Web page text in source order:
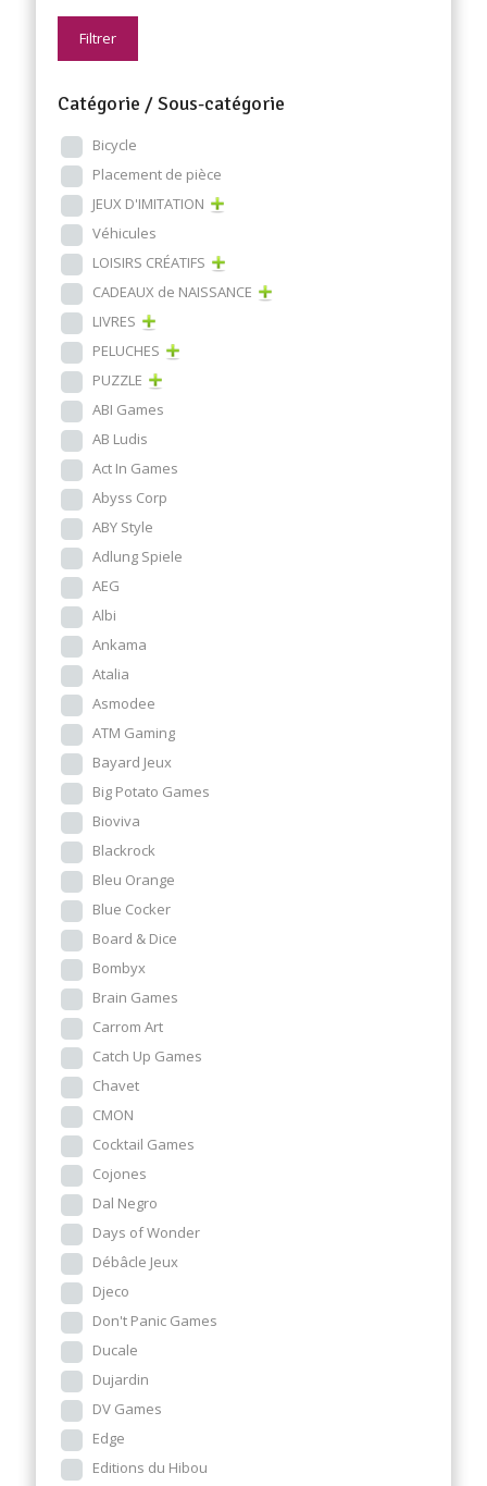
Filtrer
Catégorie / Sous-catégorie
Bicycle
Placement de pièce
JEUX D'IMITATION
Véhicules
LOISIRS CRÉATIFS
CADEAUX de NAISSANCE
LIVRES
PELUCHES
PUZZLE
ABI Games
AB Ludis
Act In Games
Abyss Corp
ABY Style
Adlung Spiele
AEG
Albi
Ankama
Atalia
Asmodee
ATM Gaming
Bayard Jeux
Big Potato Games
Bioviva
Blackrock
Bleu Orange
Blue Cocker
Board & Dice
Bombyx
Brain Games
Carrom Art
Catch Up Games
Chavet
CMON
Cocktail Games
Cojones
Dal Negro
Days of Wonder
Débâcle Jeux
Djeco
Don't Panic Games
Ducale
Dujardin
DV Games
Edge
Editions du Hibou